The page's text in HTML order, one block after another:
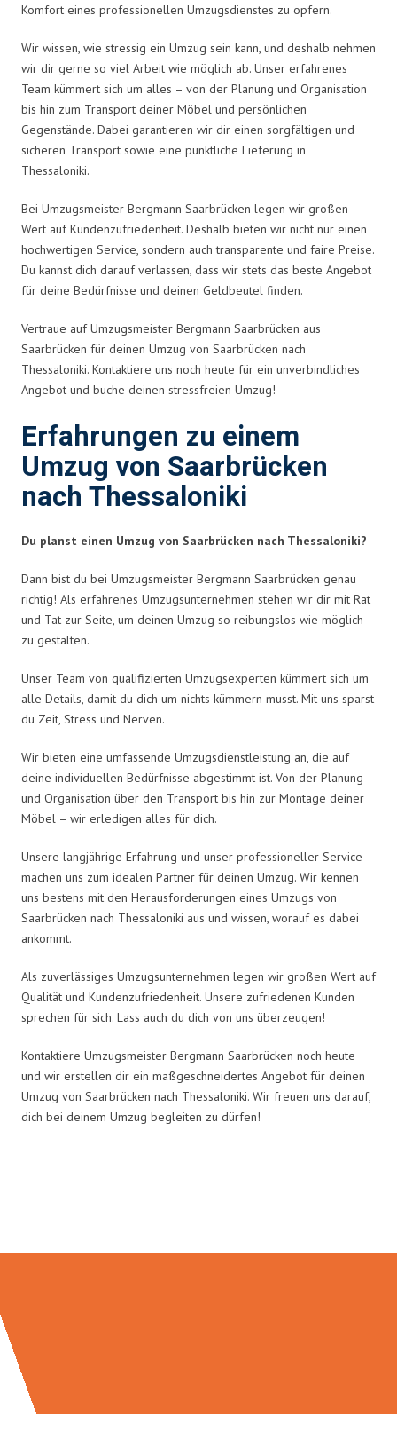
Komfort eines professionellen Umzugsdienstes zu opfern.
Wir wissen, wie stressig ein Umzug sein kann, und deshalb nehmen
wir dir gerne so viel Arbeit wie möglich ab. Unser erfahrenes
Team kümmert sich um alles – von der Planung und Organisation
bis hin zum Transport deiner Möbel und persönlichen
Gegenstände. Dabei garantieren wir dir einen sorgfältigen und
sicheren Transport sowie eine pünktliche Lieferung in
Thessaloniki.
Bei Umzugsmeister Bergmann Saarbrücken legen wir großen
Wert auf Kundenzufriedenheit. Deshalb bieten wir nicht nur einen
hochwertigen Service, sondern auch transparente und faire Preise.
Du kannst dich darauf verlassen, dass wir stets das beste Angebot
für deine Bedürfnisse und deinen Geldbeutel finden.
Vertraue auf Umzugsmeister Bergmann Saarbrücken aus
Saarbrücken für deinen Umzug von Saarbrücken nach
Thessaloniki. Kontaktiere uns noch heute für ein unverbindliches
Angebot und buche deinen stressfreien Umzug!
Erfahrungen zu einem
Umzug von Saarbrücken
nach Thessaloniki
Du planst einen Umzug von Saarbrücken nach Thessaloniki?
Dann bist du bei Umzugsmeister Bergmann Saarbrücken genau
richtig! Als erfahrenes Umzugsunternehmen stehen wir dir mit Rat
und Tat zur Seite, um deinen Umzug so reibungslos wie möglich
zu gestalten.
Unser Team von qualifizierten Umzugsexperten kümmert sich um
alle Details, damit du dich um nichts kümmern musst. Mit uns sparst
du Zeit, Stress und Nerven.
Wir bieten eine umfassende Umzugsdienstleistung an, die auf
deine individuellen Bedürfnisse abgestimmt ist. Von der Planung
und Organisation über den Transport bis hin zur Montage deiner
Möbel – wir erledigen alles für dich.
Unsere langjährige Erfahrung und unser professioneller Service
machen uns zum idealen Partner für deinen Umzug. Wir kennen
uns bestens mit den Herausforderungen eines Umzugs von
Saarbrücken nach Thessaloniki aus und wissen, worauf es dabei
ankommt.
Als zuverlässiges Umzugsunternehmen legen wir großen Wert auf
Qualität und Kundenzufriedenheit. Unsere zufriedenen Kunden
sprechen für sich. Lass auch du dich von uns überzeugen!
Kontaktiere Umzugsmeister Bergmann Saarbrücken noch heute
und wir erstellen dir ein maßgeschneidertes Angebot für deinen
Umzug von Saarbrücken nach Thessaloniki. Wir freuen uns darauf,
dich bei deinem Umzug begleiten zu dürfen!